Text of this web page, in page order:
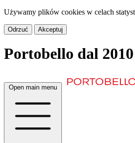
Używamy plików cookies w celach
Odrzuć Akceptuj
Portobello dal 2010
Open main menu